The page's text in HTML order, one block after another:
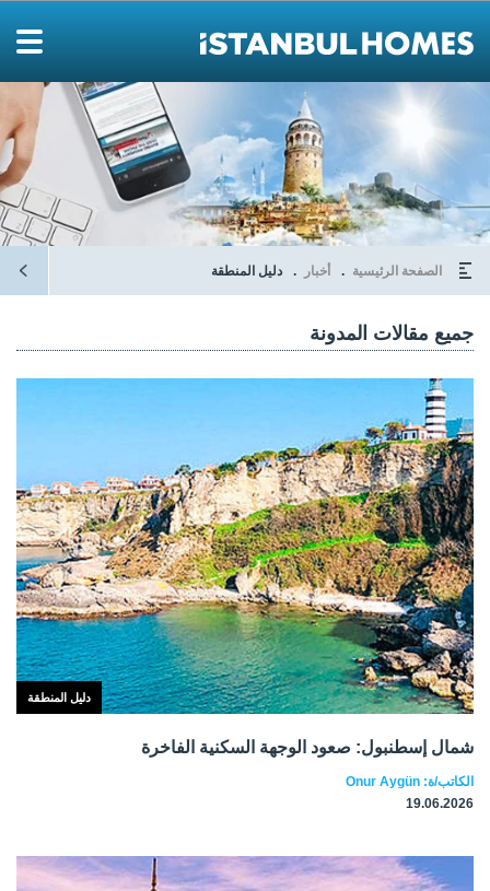
الصفحة الرئيسية أخبار دليل المنطقة
جميع مقالات المدونة
دليل المنطقة
شمال إسطنبول: صعود الوجهة السكنية الفاخرة
الكاتب/ة: Onur Aygün
19.06.2026